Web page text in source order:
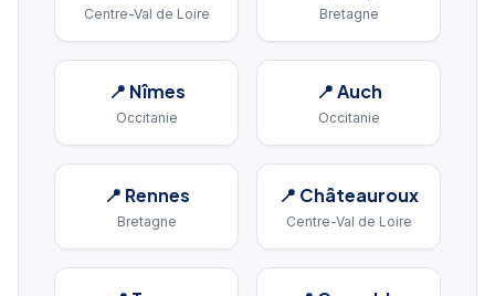
Centre-Val de Loire Bretagne
📍 Nîmes
Occitanie
📍Auch
Occitanie
📍 Rennes
Bretagne
📍 Châteauroux
Centre-Val de Loire